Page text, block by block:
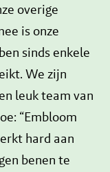
overige
is onze
sinds enkele
We zijn
leuk team van
“Embloom
hard aan
benen te